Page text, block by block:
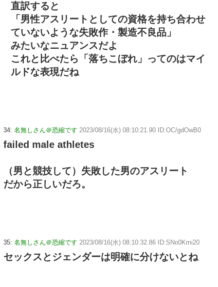
直訳すると
「男性アスリートとしての資格を持ち合わせ
ていないような失敗作・製造不良品」
みたいなニュアンスだよ
これと比べたら「落ちこぼれ」ってのはマイ
ルドな表現だね
34: 名無しさん＠恐縮です 2023/08/16(水) 08:10:21.90 ID:OC/gdOwB0
failed male athletes
（男と競技して）失敗した男のアスリート
だから正しいだろ。
35: 名無しさん＠恐縮です 2023/08/16(水) 08:10:32.86 ID:SNo0Kmi20
セックスとジェンダーは明確に分けないとね